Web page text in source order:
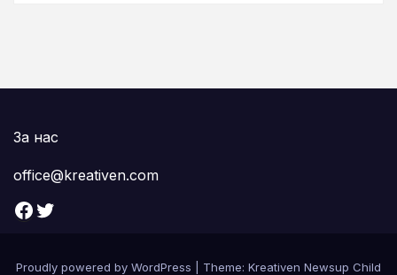
За нас
office@kreativen.com
Facebook Twitter
Proudly powered by WordPress Theme: Kreativen Newsup Child